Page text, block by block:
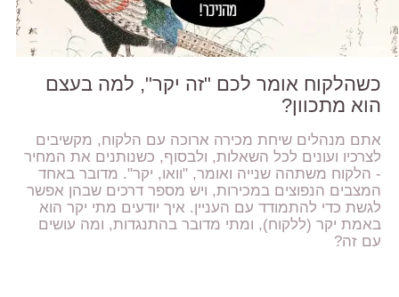
כשהלקוח אומר לכם "זה יקר", למה בעצם
הוא מתכוון?
אתם מנהלים שיחת מכירה ארוכה עם הלקוח, מקשיבים
לצרכיו ועונים לכל השאלות, ולבסוף, כשנותנים את המחיר
- הלקוח משתהה שנייה ואומר, "וואו, יקר". מדובר באחד
המצבים הנפוצים במכירות, ויש מספר דרכים שבהן אפשר
לגשת כדי להתמודד עם העניין. איך יודעים מתי יקר הוא
באמת יקר (ללקוח), ומתי מדובר בהתנגדות, ומה עושים
עם זה?